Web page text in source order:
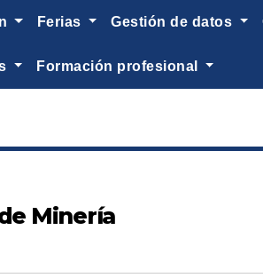
ferias gestión de datos
formación profesional
Minería